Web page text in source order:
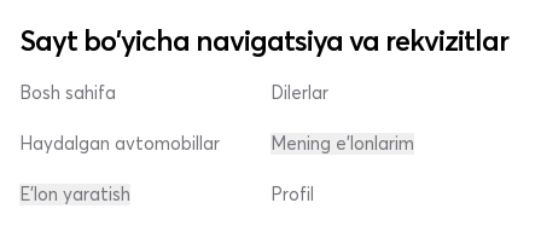
Sayt bo'yicha navigatsiya va rekvizitlar
Bosh sahifa
Haydalgan avtomobillar
E'lon yaratish
Dilerlar
Mening e'lonlarim
Profil